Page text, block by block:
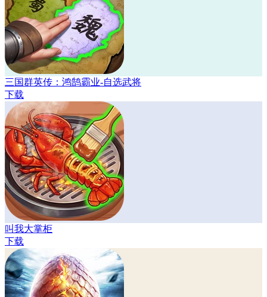
三国群英传：鸿鹄霸业-自选武将
下载
叫我大掌柜
下载